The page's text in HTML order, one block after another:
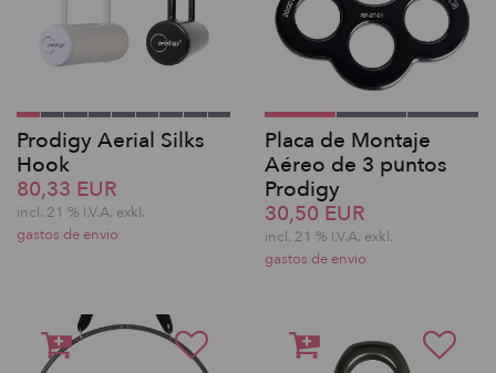
Prodigy Aerial Silks
Hook
80,33 EUR
incl. 21 % I.V.A. exkl.
gastos de envio
Placa de Montaje
Aéreo de 3 puntos
Prodigy
30,50 EUR
incl. 21 % I.V.A. exkl.
gastos de envio